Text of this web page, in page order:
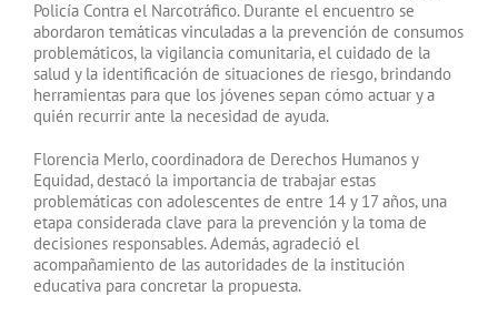
Policía Contra el Narcotráfico. Durante el encuentro se
abordaron temáticas vinculadas a la prevención de consumos
problemáticos, la vigilancia comunitaria, el cuidado de la
salud y la identificación de situaciones de riesgo, brindando
herramientas para que los jóvenes sepan cómo actuar y a
quién recurrir ante la necesidad de ayuda.
Florencia Merlo, coordinadora de Derechos Humanos y
Equidad, destacó la importancia de trabajar estas
problemáticas con adolescentes de entre 14 y 17 años, una
etapa considerada clave para la prevención y la toma de
decisiones responsables. Además, agradeció el
acompañamiento de las autoridades de la institución
educativa para concretar la propuesta.